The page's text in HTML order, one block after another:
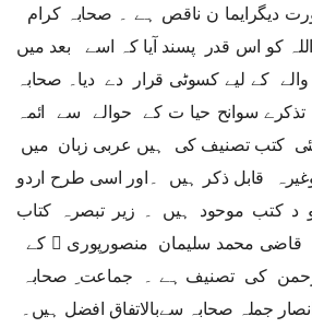
دیگرایما ن ناقص ہے ۔ صحابہ کرام
اللہ کو اس قدر پسند آیا کہ اسے بعد میں
والے کے لیے کسوٹی قرار دے دیا۔ صحابہ
سوانح حیا ت کے حوالے سے ائمہ
کتب تصنیف کی ہیں عربی زبان میں
وغیرہ قابل ذکر ہیں ۔اور اسی طرح اردو
کتب موحود ہیں ۔ زیر تبصرہ کتاب
قاضی محمد سلیمان منصورپوری ﷫ کے
کی تصنیف ہے ۔ جماعت ِ صحابہ
جملہ صحابہ سےبالاتفاق افضل ہیں۔